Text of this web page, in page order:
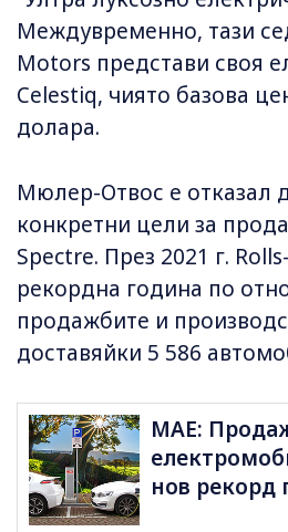
Междувременно, тази
Motors представи своя
Celestiq, чиято базова
долара.
Мюлер-Отвос е отказал
конкретни цели за
Spectre. През 2021 г.
рекордна година по
продажбите и
доставяйки 5 586
МАЕ:
нов рекорд